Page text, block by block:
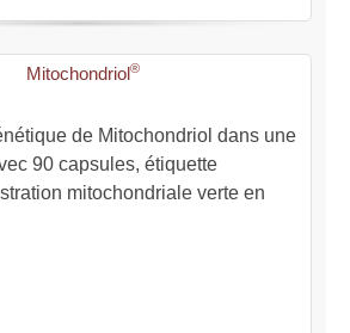
Mitochondriol®